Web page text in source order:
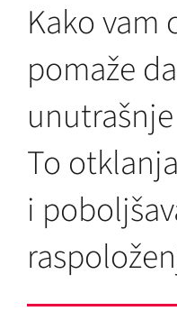
Kako vam
pomaže
To
i